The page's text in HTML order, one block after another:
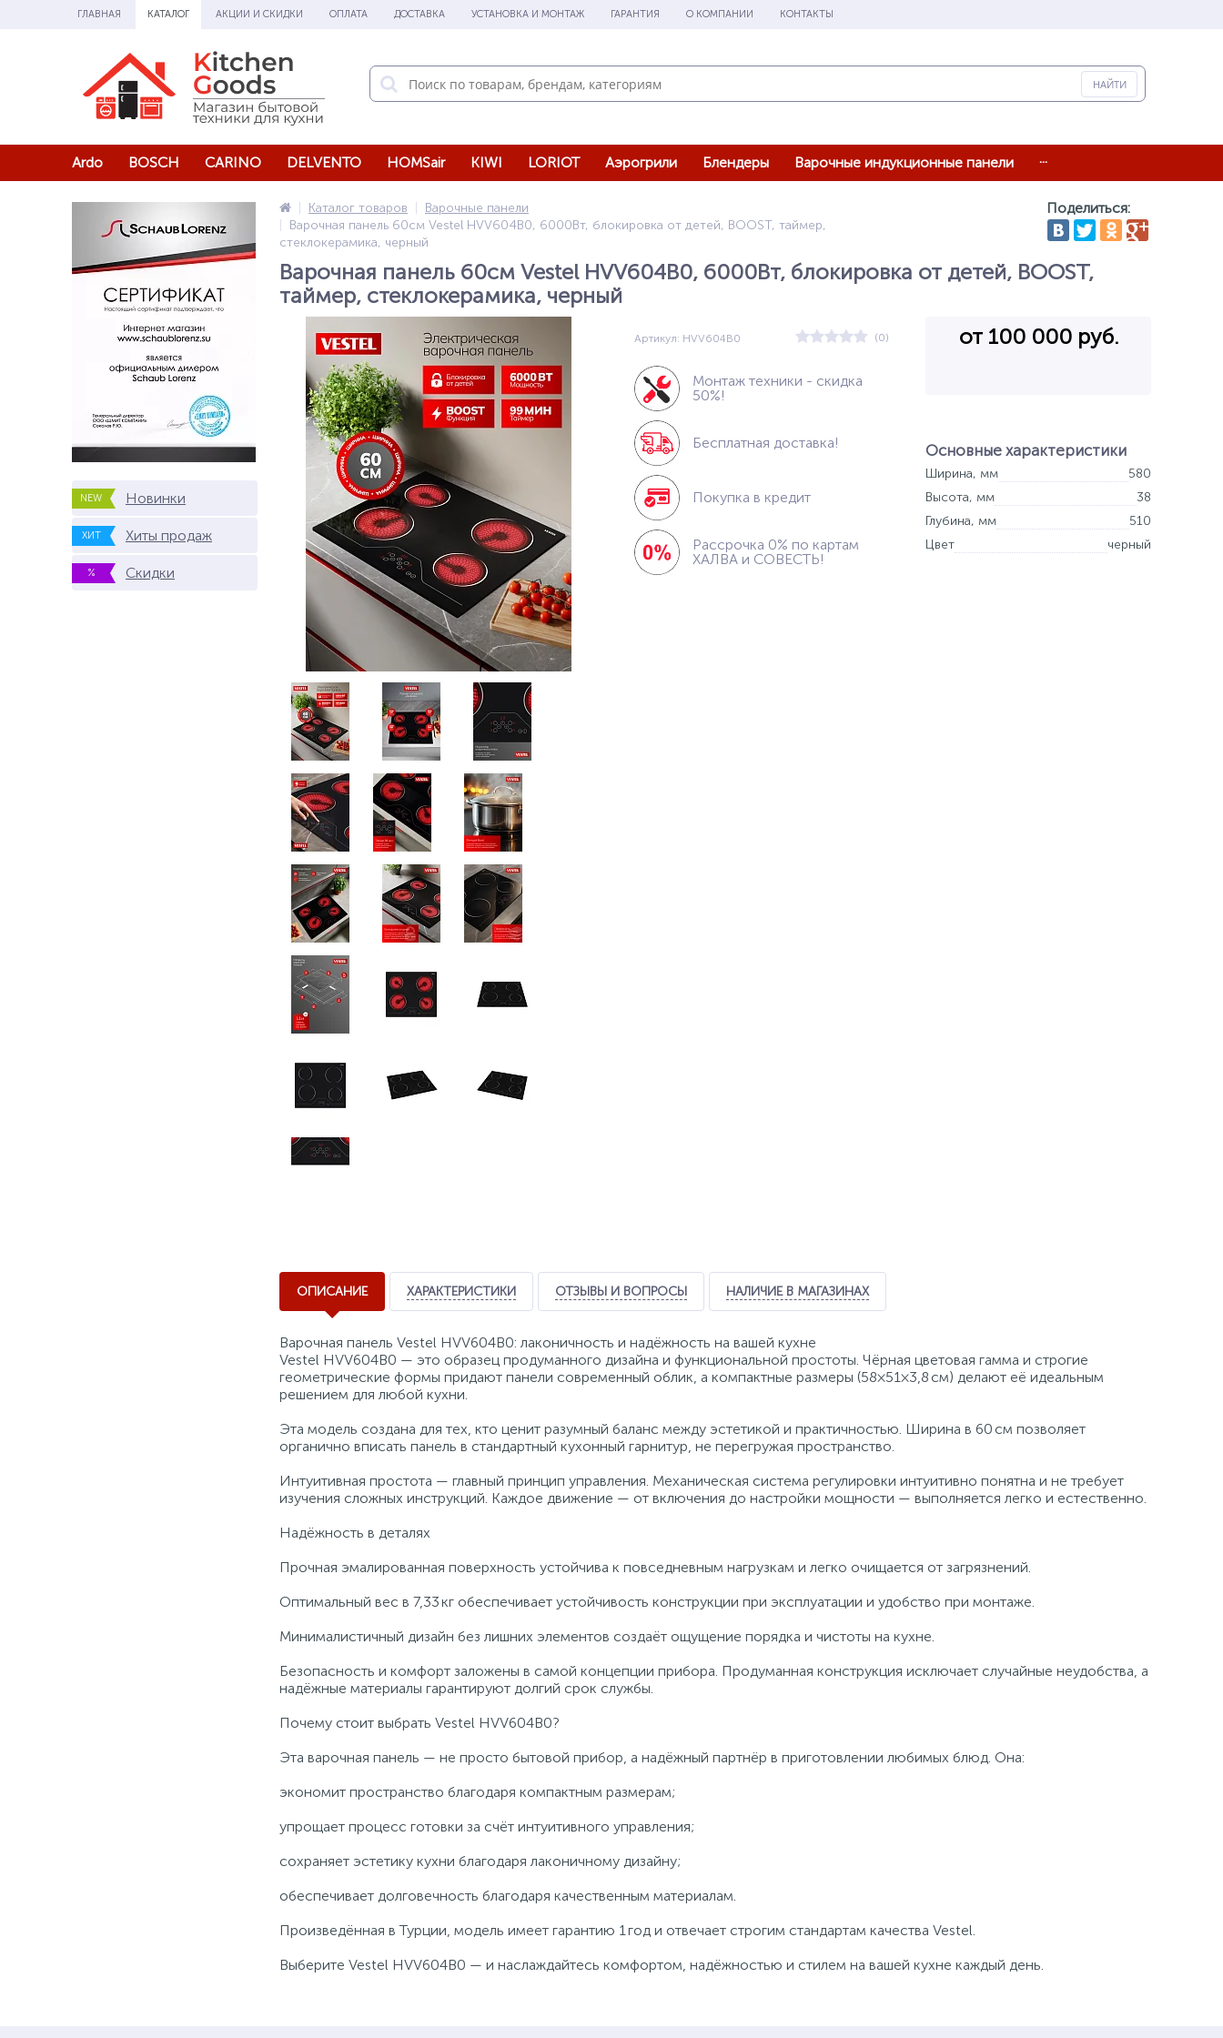
ГЛАВНАЯ КАТАЛОГ АКЦИИ И СКИДКИ ОПЛАТА ДОСТАВКА УСТАНОВКА И МОНТАЖ ГАРАНТИЯ О КОМПАНИИ КОНТАКТЫ
Ardo BOSCH CARINO DELVENTO HOMSair KIWI LORIOT Аэрогрили Блендеры Варочные индукционные панели ...
NEW Новинки
ХИТ Хиты продаж
% Скидки
Каталог товаров
Варочные панели
Варочная панель 60см Vestel HVV604B0, 6000Вт, блокировка от детей, BOOST, таймер,
стеклокерамика, черный
Поделиться:
Варочная панель 60см Vestel HVV604B0, 6000Вт, блокировка от детей, BOOST,
таймер, стеклокерамика, черный
Артикул: HVV604B0 (0)
Монтаж техники - скидка
50%!
Бесплатная доставка!
Покупка в кредит
Рассрочка 0% по картам
ХАЛВА и СОВЕСТЬ!
от 100 000 руб.
Основные характеристики
Ширина, мм
580
Высота, мм
38
Глубина, мм
510
Цвет
черный
ОПИСАНИЕ ХАРАКТЕРИСТИКИ ОТЗЫВЫ И ВОПРОСЫ НАЛИЧИЕ В МАГАЗИНАХ
Варочная панель Vestel HVV604B0: лаконичность и надёжность на вашей кухне
Vestel HVV604B0 — это образец продуманного дизайна и функциональной простоты. Чёрная цветовая гамма и строгие
геометрические формы придают панели современный облик, а компактные размеры (58×51×3,8 см) делают её идеальным
решением для любой кухни.
Эта модель создана для тех, кто ценит разумный баланс между эстетикой и практичностью. Ширина в 60 см позволяет
органично вписать панель в стандартный кухонный гарнитур, не перегружая пространство.
Интуитивная простота — главный принцип управления. Механическая система регулировки интуитивно понятна и не требует
изучения сложных инструкций. Каждое движение — от включения до настройки мощности — выполняется легко и естественно.
Надёжность в деталях
Прочная эмалированная поверхность устойчива к повседневным нагрузкам и легко очищается от загрязнений.
Оптимальный вес в 7,33 кг обеспечивает устойчивость конструкции при эксплуатации и удобство при монтаже.
Минималистичный дизайн без лишних элементов создаёт ощущение порядка и чистоты на кухне.
Безопасность и комфорт заложены в самой концепции прибора. Продуманная конструкция исключает случайные неудобства, а
надёжные материалы гарантируют долгий срок службы.
Почему стоит выбрать Vestel HVV604B0?
Эта варочная панель — не просто бытовой прибор, а надёжный партнёр в приготовлении любимых блюд. Она:
экономит пространство благодаря компактным размерам;
упрощает процесс готовки за счёт интуитивного управления;
сохраняет эстетику кухни благодаря лаконичному дизайну;
обеспечивает долговечность благодаря качественным материалам.
Произведённая в Турции, модель имеет гарантию 1 год и отвечает строгим стандартам качества Vestel.
Выберите Vestel HVV604B0 — и наслаждайтесь комфортом, надёжностью и стилем на вашей кухне каждый день.